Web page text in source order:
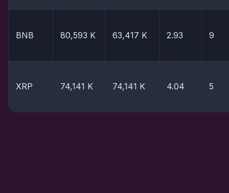
BNB 80,593 K 63,417 K 2.93 9
XRP 74,141 K 74,141 K 4.04 5